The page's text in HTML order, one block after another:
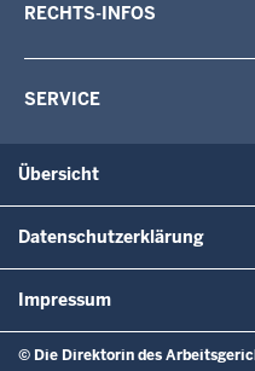
RECHTS-INFOS
SERVICE
Übersicht
Datenschutzerklärung
Impressum
© Die Direktorin des